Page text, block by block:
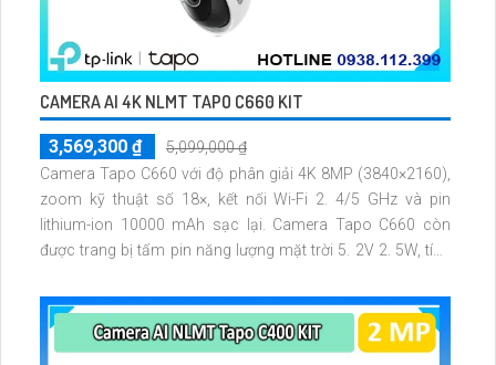
CAMERA AI 4K NLMT TAPO C660 KIT
3,569,300 ₫
5,099,000 ₫
Camera Tapo C660 với độ phân giải 4K 8MP (3840×2160),
zoom kỹ thuật số 18×, kết nối Wi-Fi 2. 4/5 GHz và pin
lithium-ion 10000 mAh sạc lại. Camera Tapo C660 còn
được trang bị tấm pin năng lượng mặt trời 5. 2V 2. 5W, tích
microSD tối đa 512 GB